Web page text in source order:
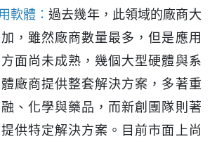
軟體：過去幾年，此領域的廠商大
，雖然廠商數量最多，但是應用
面尚未成熟，幾個大型硬體與系
廠商提供整套解決方案，多著重
、化學與藥品，而新創團隊則著
供特定解決方案。目前市面上尚